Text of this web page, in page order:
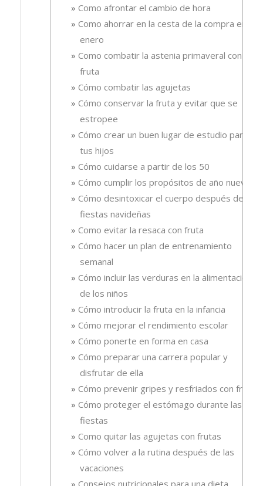
Como afrontar el cambio de hora
Como ahorrar en la cesta de la compra en
enero
Como combatir la astenia primaveral con
fruta
Cómo combatir las agujetas
Cómo conservar la fruta y evitar que se
estropee
Cómo crear un buen lugar de estudio para
tus hijos
Cómo cuidarse a partir de los 50
Cómo cumplir los propósitos de año nuevo
Cómo desintoxicar el cuerpo después de las
fiestas navideñas
Como evitar la resaca con fruta
Cómo hacer un plan de entrenamiento
semanal
Cómo incluir las verduras en la alimentación
de los niños
Cómo introducir la fruta en la infancia
Cómo mejorar el rendimiento escolar
Cómo ponerte en forma en casa
Cómo preparar una carrera popular y
disfrutar de ella
Cómo prevenir gripes y resfriados con fruta.
Cómo proteger el estómago durante las
fiestas
Como quitar las agujetas con frutas
Cómo volver a la rutina después de las
vacaciones